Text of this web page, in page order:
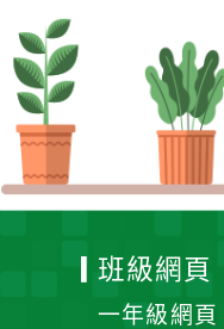
班級網頁
一年級網頁